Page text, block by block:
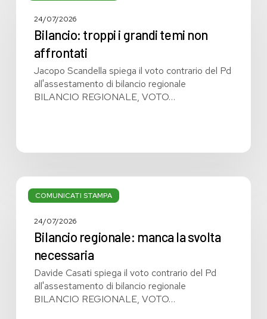
grandi
affrontati
24/07/2026
Bilancio: troppi i grandi temi non
affrontati
Jacopo Scandella spiega il voto contrario del Pd
all'assestamento di bilancio regionale
BILANCIO REGIONALE, VOTO…
COMUNICATI STAMPA
Bilancio
regionale:
svolta
24/07/2026
Bilancio regionale: manca la svolta
necessaria
Davide Casati spiega il voto contrario del Pd
all'assestamento di bilancio regionale
BILANCIO REGIONALE, VOTO…